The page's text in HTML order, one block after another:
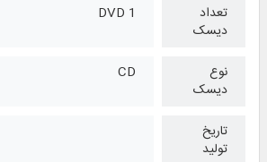
تعداد
دیسک
1 DVD
نوع
دیسک
CD
تاریخ
تولید